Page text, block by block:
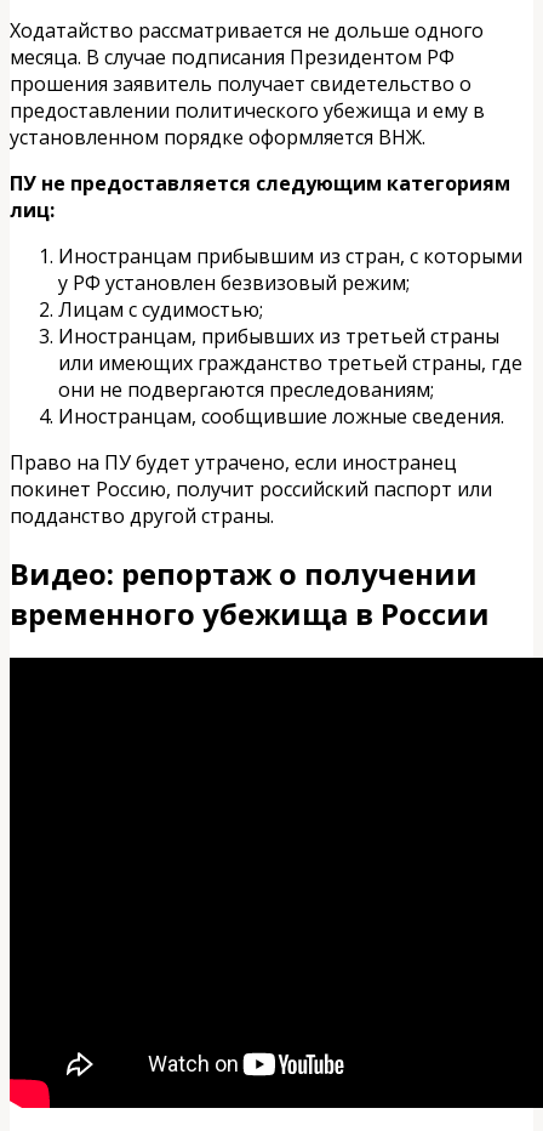
Ходатайство рассматривается не дольше одного
месяца. В случае подписания Президентом РФ
прошения заявитель получает свидетельство о
предоставлении политического убежища и ему в
установленном порядке оформляется ВНЖ.
ПУ не предоставляется следующим категориям
лиц:
Иностранцам прибывшим из стран, с которыми
у РФ установлен безвизовый режим;
Лицам с судимостью;
Иностранцам, прибывших из третьей страны
или имеющих гражданство третьей страны, где
они не подвергаются преследованиям;
Иностранцам, сообщившие ложные сведения.
Право на ПУ будет утрачено, если иностранец
покинет Россию, получит российский паспорт или
подданство другой страны.
Видео: репортаж о получении
временного убежища в России